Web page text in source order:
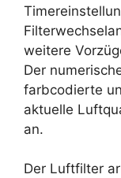
weitere
Der
farbcodierte
aktuelle
an.
Der Luftfilter